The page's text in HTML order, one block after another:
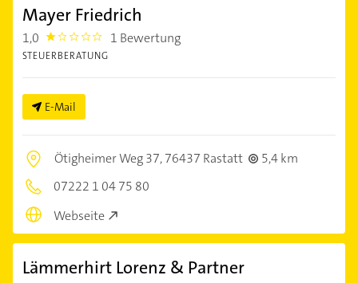
Mayer Friedrich
1,0 1.0 1 Bewertung
STEUERBERATUNG
E-Mail
Ötigheimer Weg 37,76437 Rastatt
5,4 km
07222 1 04 75 80
Webseite
Lämmerhirt Lorenz & Partner